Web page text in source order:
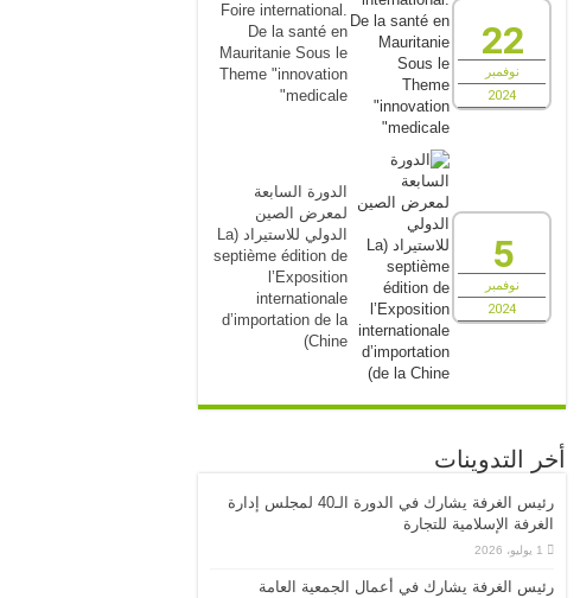
22
نوفمبر
2024
Foire international.
De la santé en
Mauritanie Sous le
Theme "innovation
medicale"
5
نوفمبر
2024
الدورة السابعة
لمعرض الصين
الدولي للاستيراد (La
septième édition de
l’Exposition
internationale
d’importation de la
Chine)
أخر التدوينات
رئيس الغرفة يشارك في الدورة الـ40 لمجلس إدارة
الغرفة الإسلامية للتجارة
1 يوليو، 2026
رئيس الغرفة يشارك في أعمال الجمعية العامة